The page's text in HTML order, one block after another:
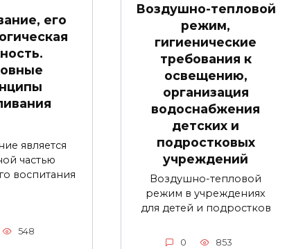
его
является
частью
воспитания
548
Воздушно-тепловой
режим,
гигиенические
требования к
освещению,
организация
водоснабжения
детских и
подростковых
учреждений
Воздушно-тепловой
режим в учреждениях
для детей и подростков
0 853